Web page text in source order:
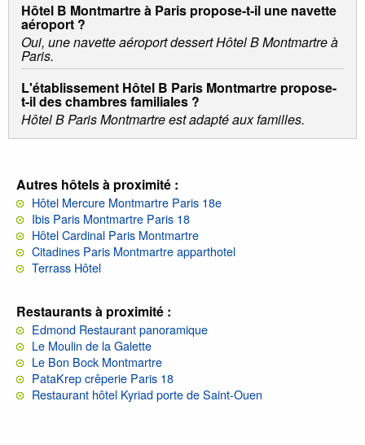
Hôtel B Montmartre à Paris propose-t-il une navette
aéroport ?
Oui, une navette aéroport dessert Hôtel B Montmartre à
Paris.
L'établissement Hôtel B Paris Montmartre propose-
t-il des chambres familiales ?
Hôtel B Paris Montmartre est adapté aux familles.
Autres hôtels à proximité :
Hôtel Mercure Montmartre Paris 18e
Ibis Paris Montmartre Paris 18
Hôtel Cardinal Paris Montmartre
Citadines Paris Montmartre apparthotel
Terrass Hôtel
Restaurants à proximité :
Edmond Restaurant panoramique
Le Moulin de la Galette
Le Bon Bock Montmartre
PataKrep crêperie Paris 18
Restaurant hôtel Kyriad porte de Saint-Ouen